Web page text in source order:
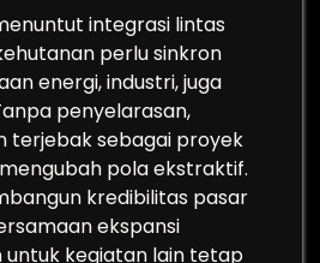
integrasi lintas
perlu sinkron
energi, industri, juga
penyelarasan,
terjebak sebagai proyek
pola ekstraktif.
kredibilitas pasar
ekspansi
kegiatan lain tetap